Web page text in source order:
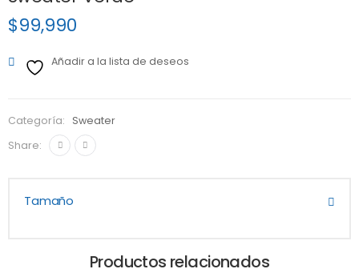
$99,990
Añadir a la lista de deseos
Categoría:
Sweater
Share:
Tamaño
Productos relacionados